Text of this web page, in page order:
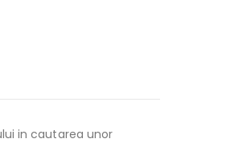
in cautarea unor